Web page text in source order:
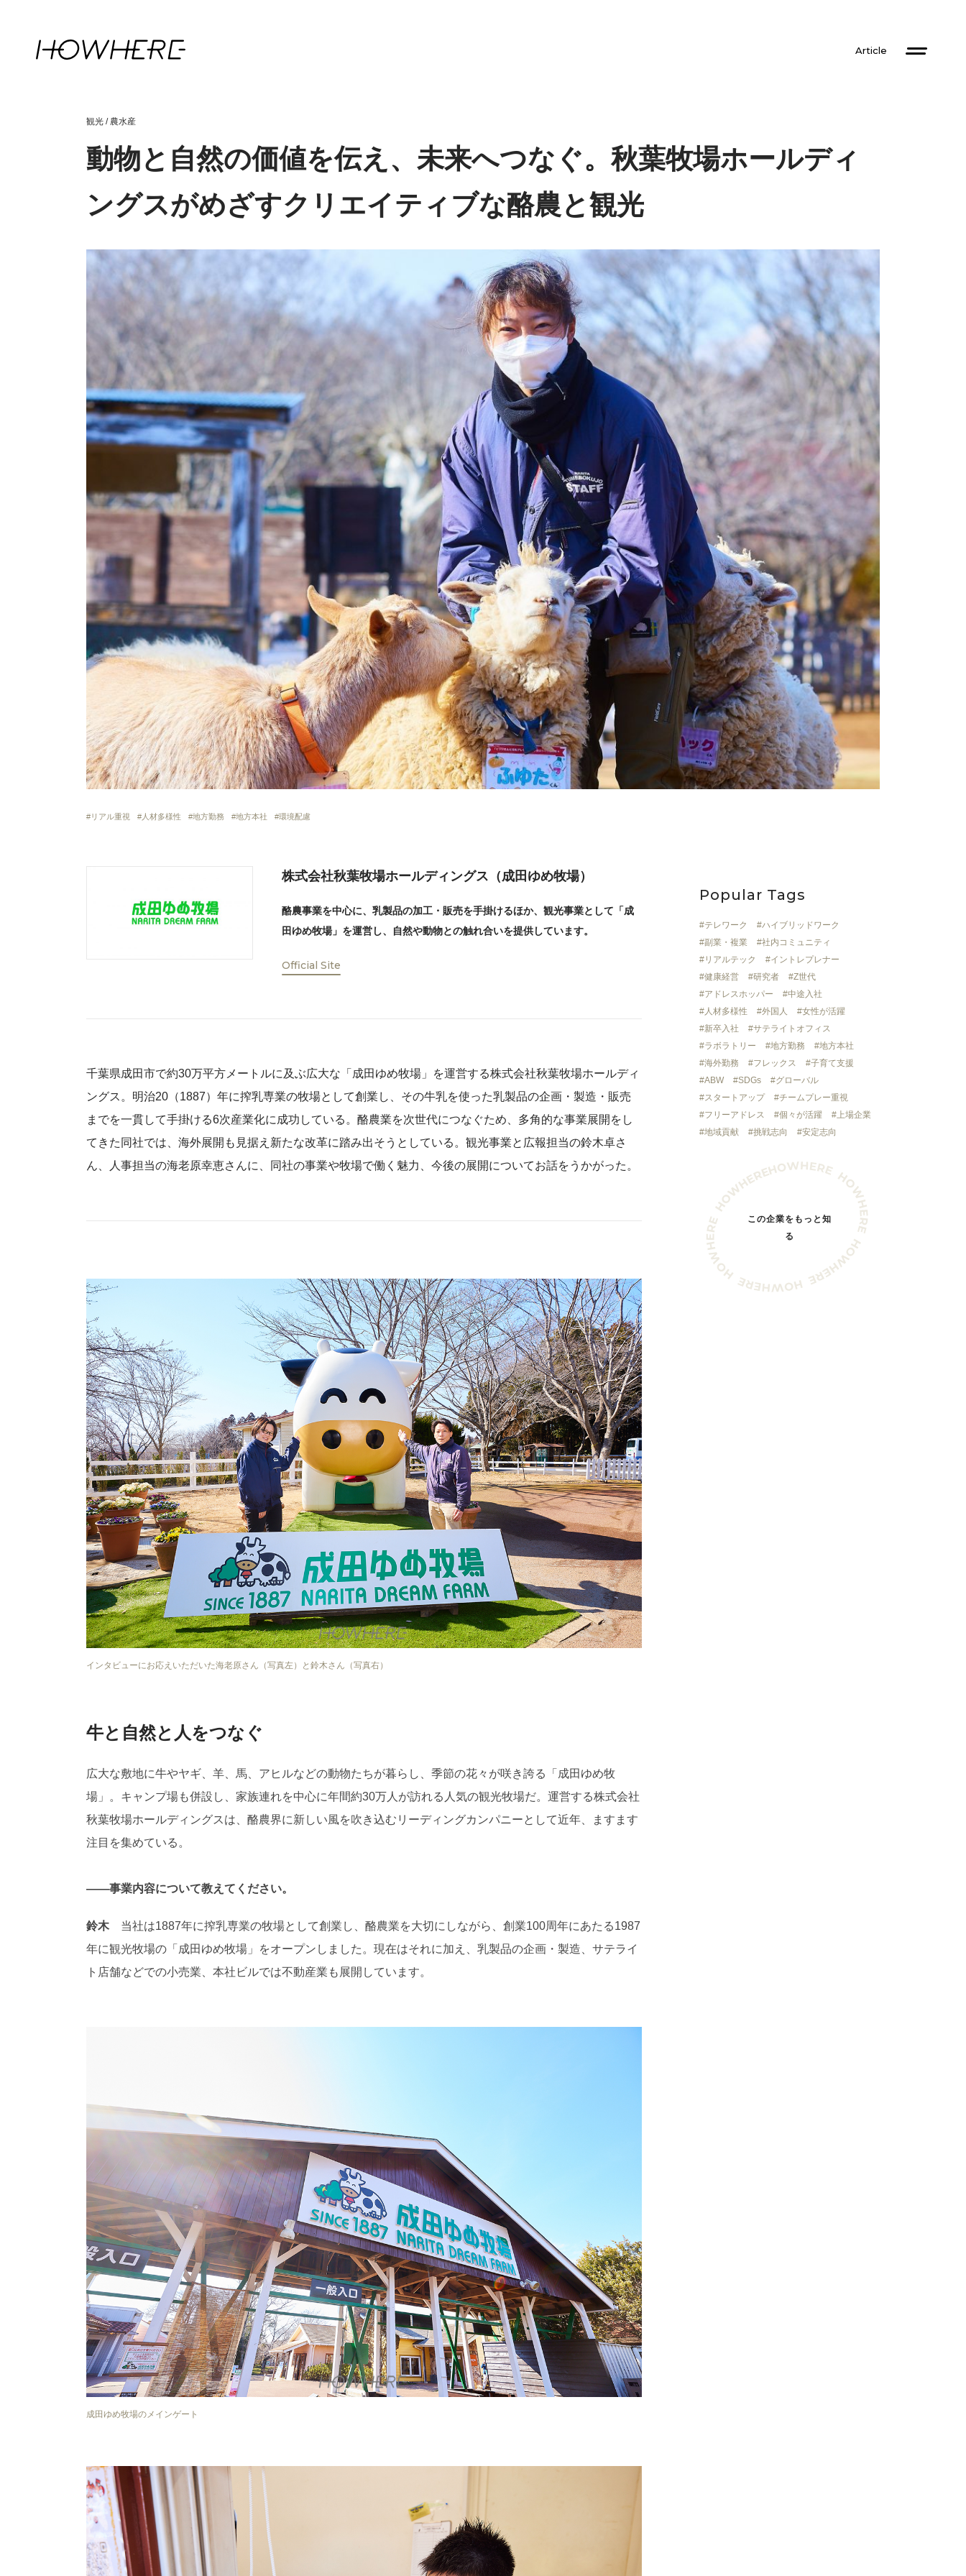
Article
観光 / 農水産
動物と自然の価値を伝え、未来へつなぐ。秋葉牧場ホールディ
ングスがめざすクリエイティブな酪農と観光
リアル重視 人材多様性 地方勤務 地方本社 環境配慮
Popular Tags
テレワーク
ハイブリッドワーク
副業・複業
社内コミュニティ
リアルテック
イントレプレナー
健康経営
研究者
Z世代
アドレスホッパー
中途入社
人材多様性
外国人
女性が活躍
新卒入社
サテライトオフィス
ラボラトリー
地方勤務
地方本社
海外勤務
フレックス
子育て支援
ABW
SDGs
グローバル
スタートアップ
チームプレー重視
フリーアドレス
個々が活躍
上場企業
地域貢献
挑戦志向 安定志向
この企業をもっと知
る
株式会社秋葉牧場ホールディングス（成田ゆめ牧場）
酪農事業を中心に、乳製品の加工・販売を手掛けるほか、観光事業として「成
田ゆめ牧場」を運営し、自然や動物との触れ合いを提供しています。
Official Site
千葉県成田市で約30万平方メートルに及ぶ広大な「成田ゆめ牧場」を運営する株式会社秋葉牧場ホールディ
ングス。明治20（1887）年に搾乳専業の牧場として創業し、その牛乳を使った乳製品の企画・製造・販売
までを一貫して手掛ける6次産業化に成功している。酪農業を次世代につなぐため、多角的な事業展開をし
てきた同社では、海外展開も見据え新たな改革に踏み出そうとしている。観光事業と広報担当の鈴木卓さ
ん、人事担当の海老原幸恵さんに、同社の事業や牧場で働く魅力、今後の展開についてお話をうかがった。
インタビューにお応えいただいた海老原さん（写真左）と鈴木さん（写真右）
牛と自然と人をつなぐ
広大な敷地に牛やヤギ、羊、馬、アヒルなどの動物たちが暮らし、季節の花々が咲き誇る「成田ゆめ牧
場」。キャンプ場も併設し、家族連れを中心に年間約30万人が訪れる人気の観光牧場だ。運営する株式会社
秋葉牧場ホールディングスは、酪農界に新しい風を吹き込むリーディングカンパニーとして近年、ますます
注目を集めている。
――事業内容について教えてください。
鈴木当社は1887年に搾乳専業の牧場として創業し、酪農業を大切にしながら、創業100周年にあたる1987
年に観光牧場の「成田ゆめ牧場」をオープンしました。現在はそれに加え、乳製品の企画・製造、サテライ
ト店舗などでの小売業、本社ビルでは不動産業も展開しています。
成田ゆめ牧場のメインゲート